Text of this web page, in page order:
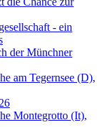
- ein
der Münchner
am Tegernsee (D),
Montegrotto (It),